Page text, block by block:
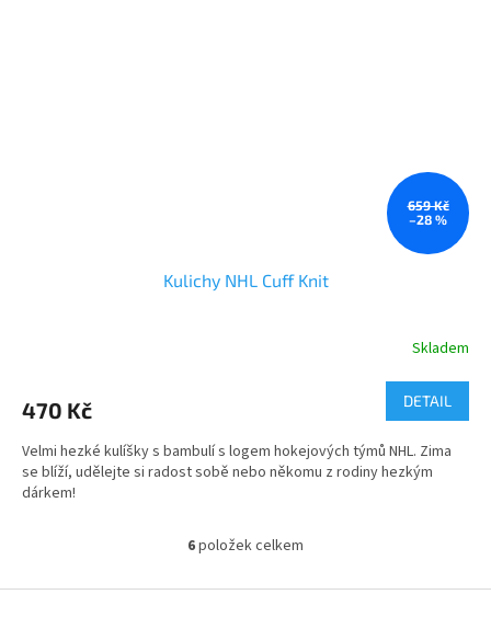
659 Kč
–28 %
Kulichy NHL Cuff Knit
Skladem
470 Kč DETAIL
Velmi hezké kulíšky s bambulí s logem hokejových týmů NHL. Zima
se blíží, udělejte si radost sobě nebo někomu z rodiny hezkým
dárkem!
O
l
6položek celkem